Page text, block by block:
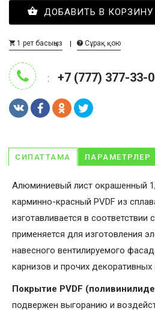
ДОБАВИТЬ В КОРЗИНУ
1 рет басыңыз Сұрақ қою
: +7 (777) 377-33-
СИПАТТАМА ПАРАМЕТРЛЕР
Алюминиевый лист окрашенный
карминно-красный PVDF из
изготавливается в
применяется для изготовления
навесного вентилируемого
карнизов и прочих декоративных
Покрытие PVDF
подвержен выгоранию и